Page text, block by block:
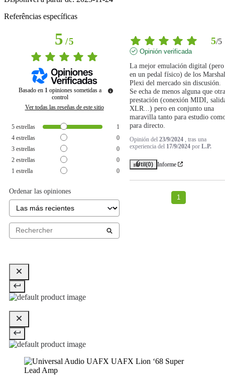
Referências específicas
5/5
Basado en 1 opiniones sometidas a
control
Ver todas las reseñas de este sitio
5 estrellas
1
4 estrellas
0
3 estrellas
0
2 estrellas
0
1 estrella 0
Ordenar las opiniones
5/5
Opinión verificada
La mejor emulación digital (pero
en un pedal físico) de los
Plexi del mercado sin discusión.
Se echa de menos alguna que otra
prestación (conexión MIDI,
XLR...) pero en conjunto una
maravilla tanto para estudio
para directo.
Opinión del 23/9/2024 , tras una
experiencia del 17/9/2024 por L.P.
Útil (0) Informe
1